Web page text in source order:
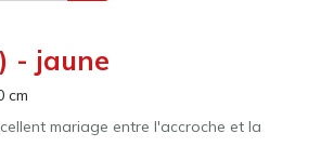
- jaune
cm
mariage entre l'accroche et la